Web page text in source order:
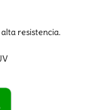
resistencia.